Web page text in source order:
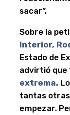
sacar”.
Sobre la
Interior,
Estado de
advirtió que
extrema.
tantas otras
empezar.